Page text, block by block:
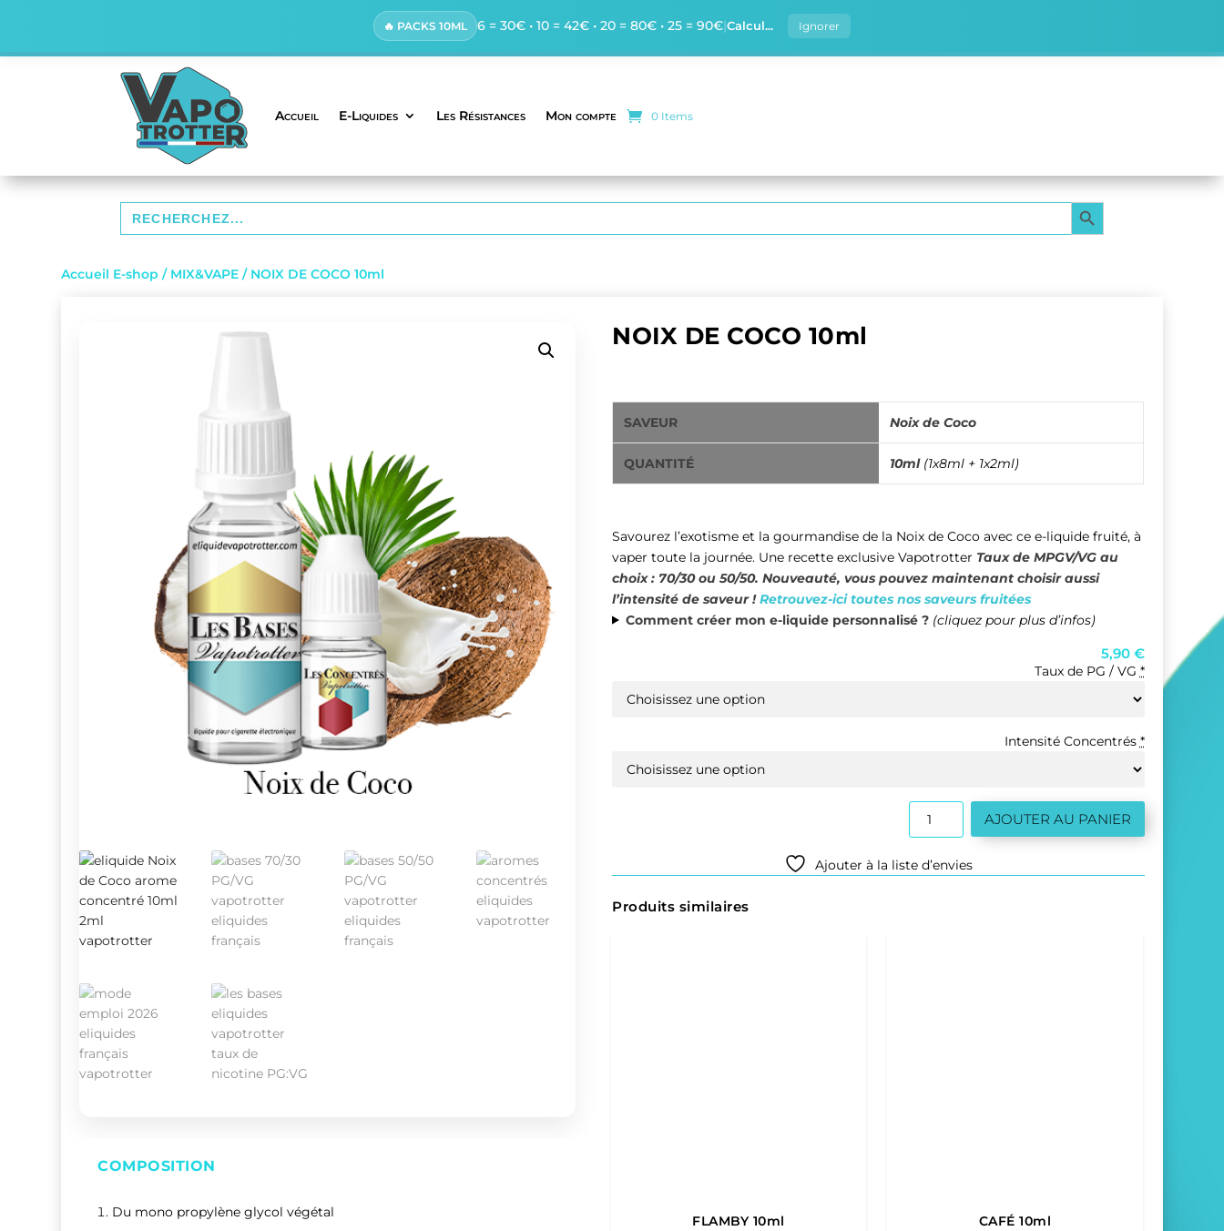
🔥 PACKS 10ML 6 = 30€ • 10 = 42€ • 20 = 80€ • 25 = 90€|Calcul... Ignorer
Accueil E-Liquides Les Résistances Mon compte 0 Items
Search
for:
SEARCH BUTTON
Accueil E-shop / MIX&VAPE / NOIX DE COCO 10ml
COMPOSITION
Du mono propylène glycol végétal
NOIX DE COCO 10ml
SAVEUR Noix de Coco
QUANTITÉ 10ml (1x8ml + 1x2ml)
Savourez l’exotisme et la gourmandise de la Noix de Coco avec ce e-liquide fruité, à
vaper toute la journée. Une recette exclusive Vapotrotter Taux de MPGV/VG au
choix : 70/30 ou 50/50. Nouveauté, vous pouvez maintenant choisir aussi
l’intensité de saveur !Retrouvez-ici toutes nos saveurs fruitées
Comment créer mon e-liquide personnalisé ? (cliquez pour plus d’infos)
5,90 €
Taux de PG / VG *
Intensité Concentrés *
DE
AJOUTER AU PANIER
Ajouter à la liste d’envies
Produits similaires
FLAMBY 10ml CAFÉ 10ml